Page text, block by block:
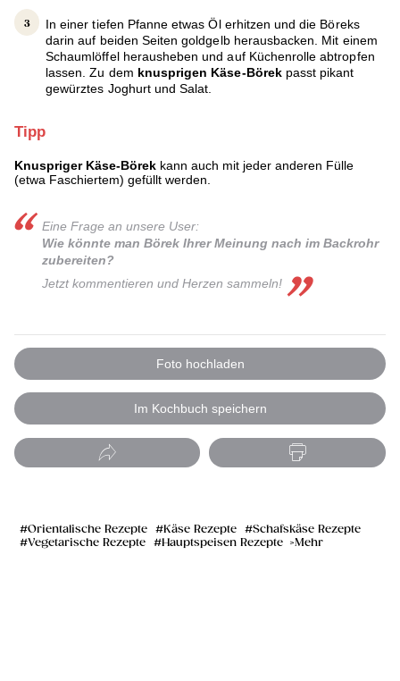
In einer tiefen Pfanne etwas Öl erhitzen und die Böreks
darin auf beiden Seiten goldgelb herausbacken. Mit einem
Schaumlöffel herausheben und auf Küchenrolle abtropfen
lassen. Zu dem knusprigen Käse-Börekpasst pikant
gewürztes Joghurt und Salat.
Tipp
Knuspriger Käse-Börek kann auch mit jeder anderen Fülle
(etwa Faschiertem) gefüllt werden.
Eine Frage an unsere User:
Wie könnte man Börek Ihrer Meinung nach im Backrohr
zubereiten?
Jetzt kommentieren und Herzen sammeln!
Foto hochladen
Im Kochbuch speichern
Orientalische Rezepte Käse Rezepte
Schafskäse Rezepte
Vegetarische Rezepte
Hauptspeisen Rezepte Mehr